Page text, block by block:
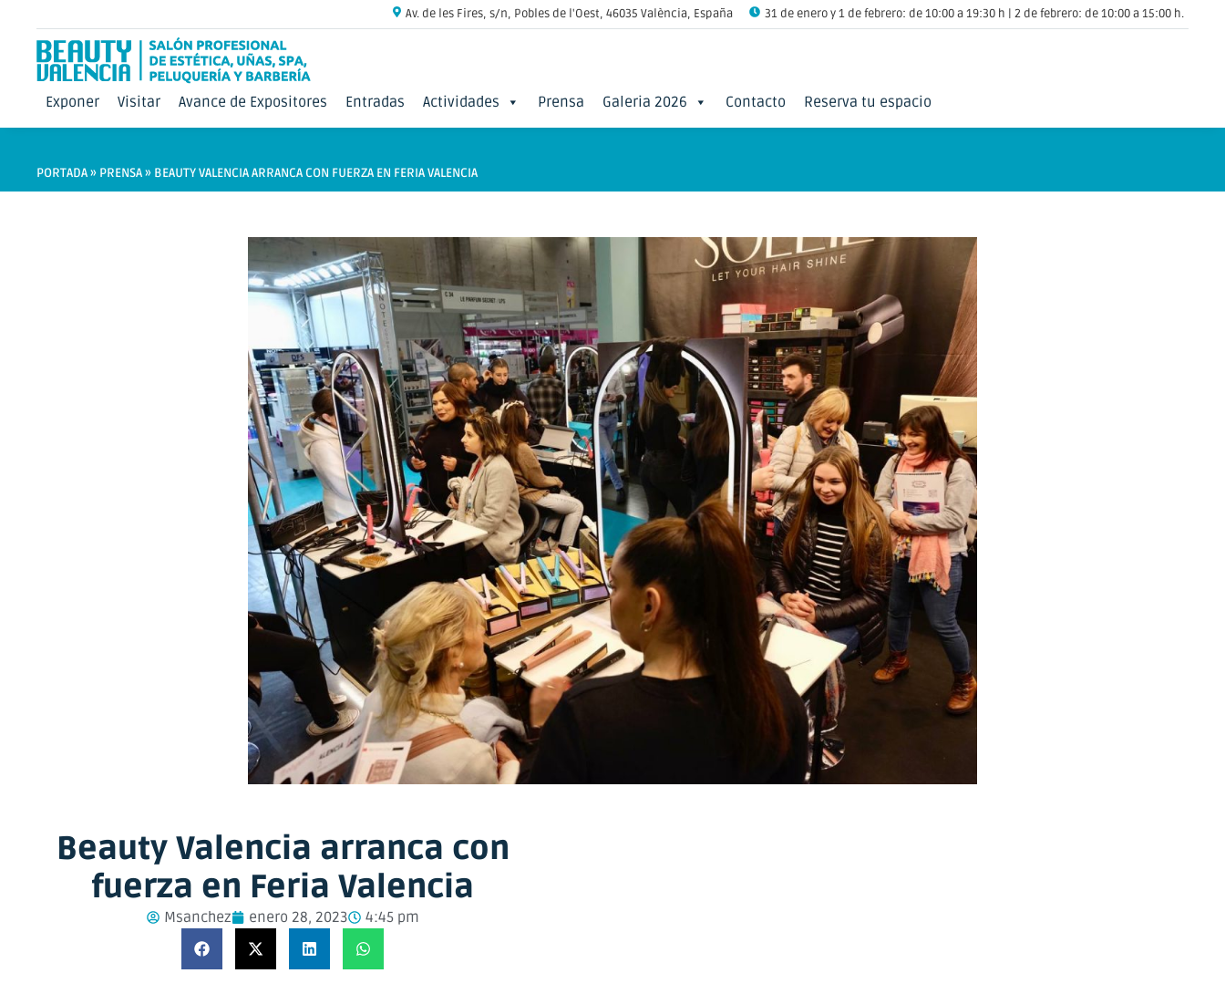
Av. de les Fires, s/n, Pobles de l'Oest, 46035 València, España 31 de enero y 1 de febrero: de 10:00 a 19:30 h | 2 de febrero: de 10:00 a 15:00 h.
Exponer Visitar Avance de Expositores Entradas Actividades Prensa Galeria 2026 Contacto Reserva tu espacio
PORTADA» PRENSA» BEAUTY VALENCIA ARRANCA CON FUERZA EN FERIA VALENCIA
Beauty Valencia arranca con
fuerza en Feria Valencia
Msanchez enero 28, 2023 4:45 pm